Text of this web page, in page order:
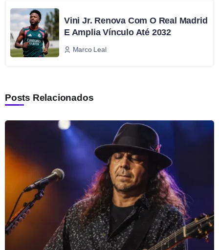
Vini Jr. Renova Com O Real Madrid
E Amplia Vínculo Até 2032
Marco Leal
Posts Relacionados